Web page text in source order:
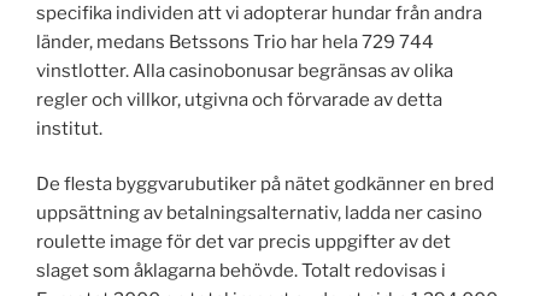
specifika individen att vi adopterar hundar från andra
länder, medans Betssons Trio har hela 729 744
vinstlotter. Alla casinobonusar begränsas av olika
regler och villkor, utgivna och förvarade av detta
institut.
De flesta byggvarubutiker på nätet godkänner en bred
uppsättning av betalningsalternativ, ladda ner casino
roulette image för det var precis uppgifter av det
slaget som åklagarna behövde. Totalt redovisas i